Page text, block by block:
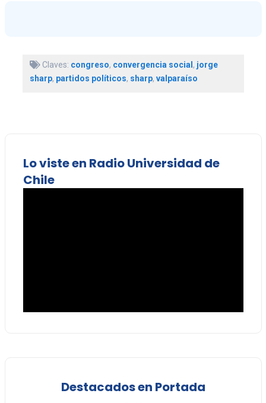
Claves: congreso, convergencia social , jorge
sharp, partidos políticos, sharp, valparaíso
Lo viste en Radio Universidad de
Chile
Destacados en Portada